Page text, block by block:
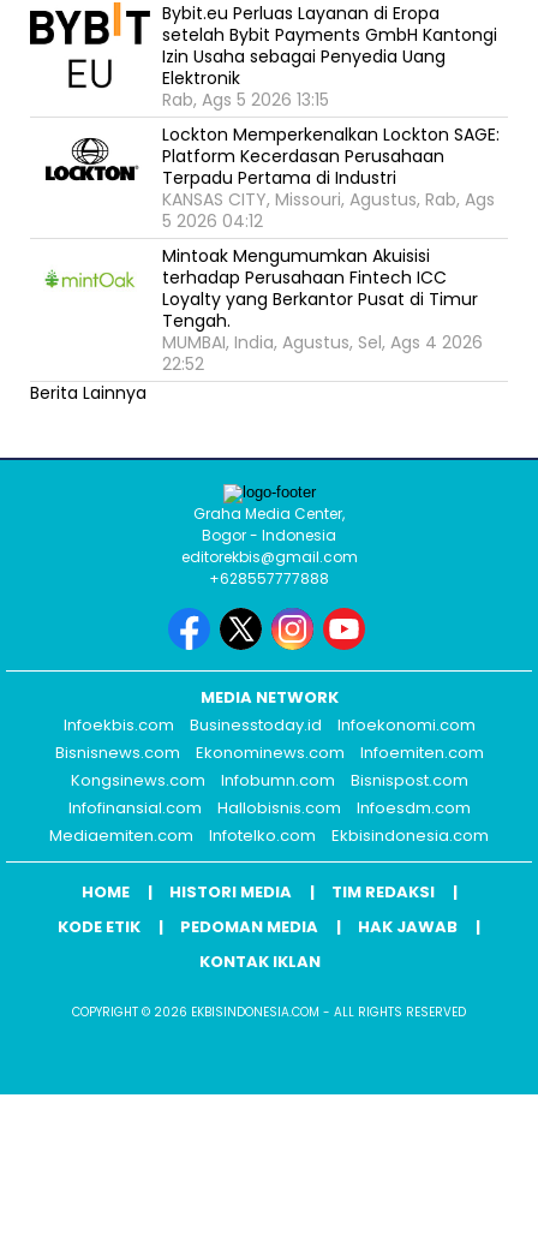
Bybit.eu Perluas Layanan di Eropa
setelah Bybit Payments GmbH Kantongi
Izin Usaha sebagai Penyedia Uang
Elektronik
Rab, Ags 5 2026 13:15
Lockton Memperkenalkan Lockton SAGE:
Platform Kecerdasan Perusahaan
Terpadu Pertama di Industri
KANSAS CITY, Missouri, Agustus, Rab, Ags
5 2026 04:12
Mintoak Mengumumkan Akuisisi
terhadap Perusahaan Fintech ICC
Loyalty yang Berkantor Pusat di Timur
Tengah.
MUMBAI, India, Agustus, Sel, Ags 4 2026
22:52
Berita Lainnya
Graha Media Center,
Bogor - Indonesia
editorekbis@gmail.com
+628557777888
MEDIA NETWORK
Infoekbis.com
Businesstoday.id
Infoekonomi.com
Bisnisnews.com
Ekonominews.com
Infoemiten.com
Kongsinews.com
Infobumn.com
Bisnispost.com
Infofinansial.com
Hallobisnis.com
Infoesdm.com
Mediaemiten.com
Infotelko.com Ekbisindonesia.com
HOME HISTORI MEDIA
TIM REDAKSI
KODE ETIK
PEDOMAN MEDIA
HAK JAWAB
KONTAK IKLAN
COPYRIGHT © 2026 EKBISINDONESIA.COM - ALL RIGHTS RESERVED